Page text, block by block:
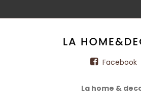
Facebook
La home &